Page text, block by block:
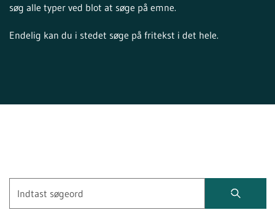
søg alle typer ved blot at søge på emne.
Endelig kan du i stedet søge på fritekst i det hele.